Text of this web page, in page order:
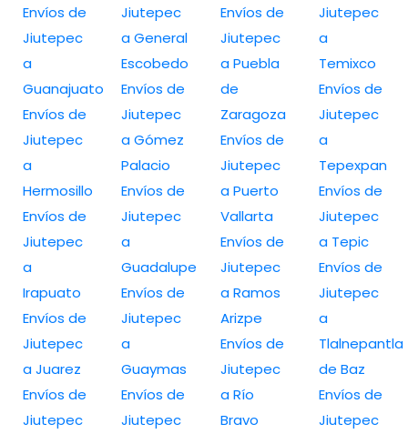
Envíos de
Jiutepec
a
Guanajuato
Envíos de
Jiutepec
a
Hermosillo
Envíos de
Jiutepec
a
Irapuato
Envíos de
Jiutepec
a Juarez
Envíos de
Jiutepec
Jiutepec
a General
Escobedo
Envíos de
Jiutepec
a Gómez
Palacio
Envíos de
Jiutepec
a
Guadalupe
Envíos de
Jiutepec
a
Guaymas
Envíos de
Jiutepec
Envíos de
Jiutepec
a Puebla
de
Zaragoza
Envíos de
Jiutepec
a Puerto
Vallarta
Envíos de
Jiutepec
a Ramos
Arizpe
Envíos de
Jiutepec
a Río
Bravo
Jiutepec
a
Temixco
Envíos de
Jiutepec
a
Tepexpan
Envíos de
Jiutepec
a Tepic
Envíos de
Jiutepec
a
Tlalnepantla
de Baz
Envíos de
Jiutepec